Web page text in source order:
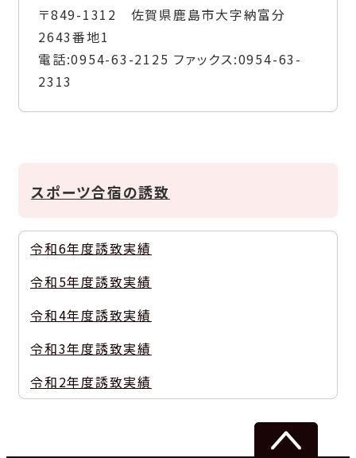
〒849-1312 佐賀県鹿島市大字納富分
2643番地1
電話:0954-63-2125 ファックス:0954-63-
2313
スポーツ合宿の誘致
令和6年度誘致実績
令和5年度誘致実績
令和4年度誘致実績
令和3年度誘致実績
令和2年度誘致実績